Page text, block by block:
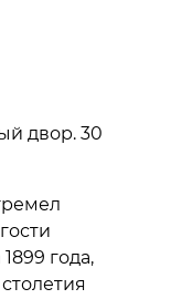
двор. 30
года,